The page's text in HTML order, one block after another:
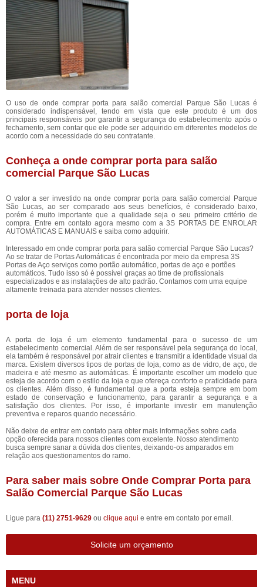
O uso de onde comprar porta para salão comercial Parque São Lucas é
considerado indispensável, tendo em vista que este produto é um dos
principais responsáveis por garantir a segurança do estabelecimento após o
fechamento, sem contar que ele pode ser adquirido em diferentes modelos de
acordo com a necessidade do seu contratante.
Conheça a onde comprar porta para salão
comercial Parque São Lucas
O valor a ser investido na onde comprar porta para salão comercial Parque
São Lucas, ao ser comparado aos seus benefícios, é considerado baixo,
porém é muito importante que a qualidade seja o seu primeiro critério de
compra. Entre em contato agora mesmo com a 3S PORTAS DE ENROLAR
AUTOMÁTICAS E MANUAIS e saiba como adquirir.
Interessado em onde comprar porta para salão comercial Parque São Lucas?
Ao se tratar de Portas Automáticas é encontrada por meio da empresa 3S
Portas de Aço serviços como portão automático, portas de aço e portões
automáticos. Tudo isso só é possível graças ao time de profissionais
especializados e as instalações de alto padrão. Contamos com uma equipe
altamente treinada para atender nossos clientes.
porta de loja
A porta de loja é um elemento fundamental para o sucesso de um
estabelecimento comercial. Além de ser responsável pela segurança do local,
ela também é responsável por atrair clientes e transmitir a identidade visual da
marca. Existem diversos tipos de portas de loja, como as de vidro, de aço, de
madeira e até mesmo as automáticas. É importante escolher um modelo que
esteja de acordo com o estilo da loja e que ofereça conforto e praticidade para
os clientes. Além disso, é fundamental que a porta esteja sempre em bom
estado de conservação e funcionamento, para garantir a segurança e a
satisfação dos clientes. Por isso, é importante investir em manutenção
preventiva e reparos quando necessário.
Não deixe de entrar em contato para obter mais informações sobre cada
opção oferecida para nossos clientes com excelente. Nosso atendimento
busca sempre sanar a dúvida dos clientes, deixando-os amparados em
relação aos questionamentos do ramo.
Para saber mais sobre Onde Comprar Porta para
Salão Comercial Parque São Lucas
Ligue para (11) 2751-9629 ou clique aqui e entre em contato por email.
Solicite um orçamento
MENU